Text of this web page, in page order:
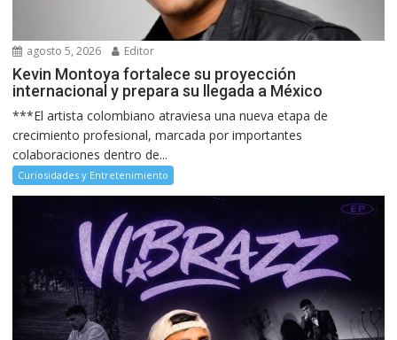
agosto 5, 2026 Editor
Kevin Montoya fortalece su proyección
internacional y prepara su llegada a México
***El artista colombiano atraviesa una nueva etapa de
crecimiento profesional, marcada por importantes
colaboraciones dentro de...
Curiosidades y Entretenimiento